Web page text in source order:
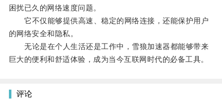
困扰已久的网络速度问题。
它不仅能够提供高速、稳定的网络连接，还能保护用户
的网络安全和隐私。
无论是在个人生活还是工作中，雪狼加速器都能够带来
巨大的便利和舒适体验，成为当今互联网时代的必备工具。
评论